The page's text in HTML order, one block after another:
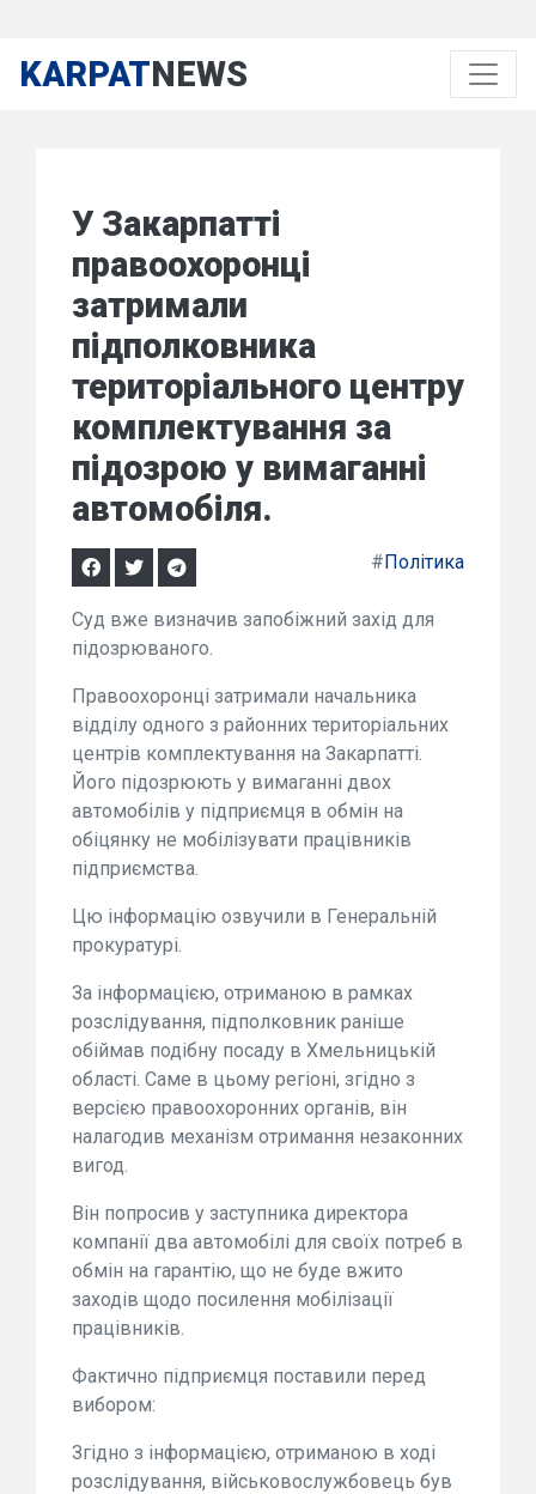
KARPATNEWS
У Закарпатті
правоохоронці
затримали
підполковника
територіального центру
комплектування за
підозрою у вимаганні
автомобіля.
#Політика
Суд вже визначив запобіжний захід для
підозрюваного.
Правоохоронці затримали начальника
відділу одного з районних територіальних
центрів комплектування на Закарпатті.
Його підозрюють у вимаганні двох
автомобілів у підприємця в обмін на
обіцянку не мобілізувати працівників
підприємства.
Цю інформацію озвучили в Генеральній
прокуратурі.
За інформацією, отриманою в рамках
розслідування, підполковник раніше
обіймав подібну посаду в Хмельницькій
області. Саме в цьому регіоні, згідно з
версією правоохоронних органів, він
налагодив механізм отримання незаконних
вигод.
Він попросив у заступника директора
компанії два автомобілі для своїх потреб в
обмін на гарантію, що не буде вжито
заходів щодо посилення мобілізації
працівників.
Фактично підприємця поставили перед
вибором:
Згідно з інформацією, отриманою в ході
розслідування, військовослужбовець був